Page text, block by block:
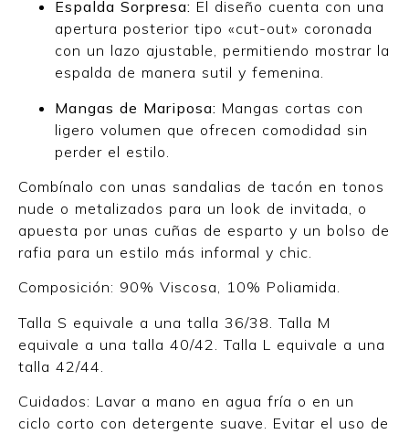
Espalda Sorpresa: El diseño cuenta con una
apertura posterior tipo «cut-out» coronada
con un lazo ajustable, permitiendo mostrar la
espalda de manera sutil y femenina.
Mangas de Mariposa: Mangas cortas con
ligero volumen que ofrecen comodidad sin
perder el estilo.
Combínalo con unas sandalias de tacón en tonos
nude o metalizados para un look de invitada, o
apuesta por unas cuñas de esparto y un bolso de
rafia para un estilo más informal y chic.
Composición: 90% Viscosa, 10% Poliamida.
Talla S equivale a una talla 36/38. Talla M
equivale a una talla 40/42. Talla L equivale a una
talla 42/44.
Cuidados: Lavar a mano en agua fría o en un
ciclo corto con detergente suave. Evitar el uso de